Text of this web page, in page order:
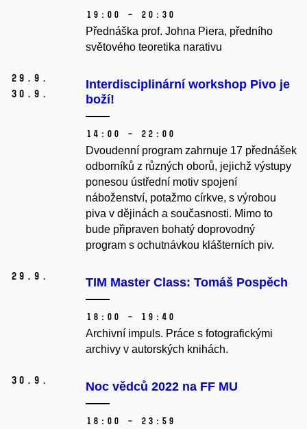
19:00 – 20:30
Přednáška prof. Johna Piera, předního
světového teoretika narativu
29. 9.
30. 9.
Interdisciplinární workshop Pivo je
boží!
14:00 – 22:00
Dvoudenní program zahrnuje 17 přednášek
odborníků z různých oborů, jejichž výstupy
ponesou ústřední motiv spojení
náboženství, potažmo církve, s výrobou
piva v dějinách a současnosti. Mimo to
bude připraven bohatý doprovodný
program s ochutnávkou klášterních piv.
29. 9. TIM Master Class: Tomáš Pospěch
18:00 – 19:40
Archivní impuls. Práce s fotografickými
archivy v autorských knihách.
30. 9. Noc vědců 2022 na FF MU
18:00 – 23:59